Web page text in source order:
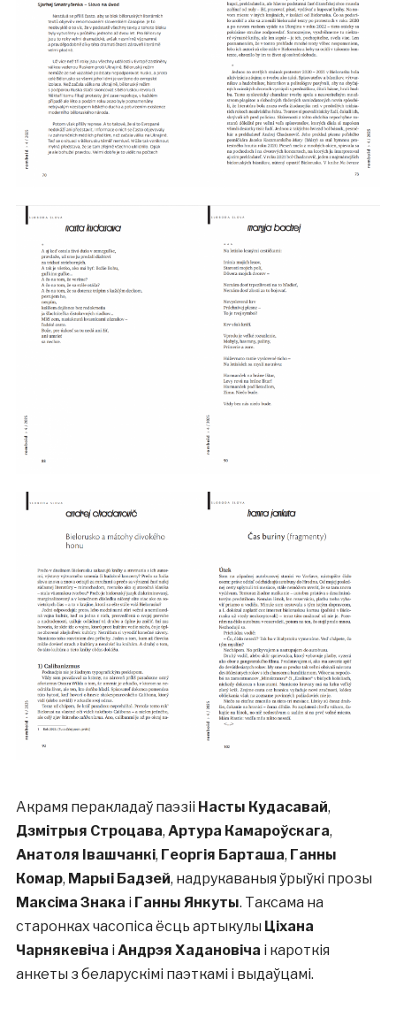
Акрамя перакладаў паэзіі Насты Кудасавай,
Дзмітрыя Строцава, Артура Камароўскага,
Анатоля Івашчанкі, Георгія Барташа, Ганны
Комар, Марыі Бадзей, надрукаваныя ўрыўкі прозы
Максіма Знака і Ганны Янкуты. Таксама на
старонках часопіса ёсць артыкулы Ціхана
Чарнякевіча і Андрэя Хадановіча і кароткія
анкеты з беларускімі паэткамі і выдаўцамі.